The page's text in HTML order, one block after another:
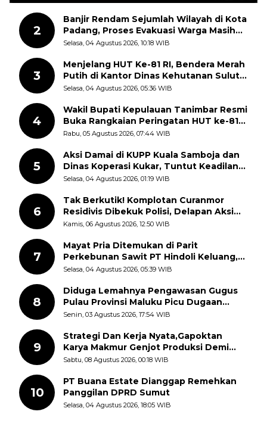
2
Banjir Rendam Sejumlah Wilayah di Kota
Padang, Proses Evakuasi Warga Masih
Berlangsung
Selasa, 04 Agustus 2026, 10:18 WIB
3
Menjelang HUT Ke-81 RI, Bendera Merah
Putih di Kantor Dinas Kehutanan Sulut
Disorot Warga
Selasa, 04 Agustus 2026, 05:36 WIB
4
Wakil Bupati Kepulauan Tanimbar Resmi
Buka Rangkaian Peringatan HUT ke-81
Kemerdekaan RI, ASN Diajak Perkuat
Rabu, 05 Agustus 2026, 07:44 WIB
5
Aksi Damai di KUPP Kuala Samboja dan
Dinas Koperasi Kukar, Tuntut Keadilan
dan Kesempatan Kerja yang Adil
Selasa, 04 Agustus 2026, 01:19 WIB
6
Tak Berkutik! Komplotan Curanmor
Residivis Dibekuk Polisi, Delapan Aksi
Curanmor Di Candipuro Terungkap
Kamis, 06 Agustus 2026, 12:50 WIB
7
Mayat Pria Ditemukan di Parit
Perkebunan Sawit PT Hindoli Keluang,
Polisi Selidiki Penyebab Kematian
Selasa, 04 Agustus 2026, 05:39 WIB
8
Diduga Lemahnya Pengawasan Gugus
Pulau Provinsi Maluku Picu Dugaan
Pungli terhadap Nelayan Bale-Bale di
Senin, 03 Agustus 2026, 17:54 WIB
9
Strategi Dan Kerja Nyata,Gapoktan
Karya Makmur Genjot Produksi Demi
Swasembada Pangan
Sabtu, 08 Agustus 2026, 00:18 WIB
10
PT Buana Estate Dianggap Remehkan
Panggilan DPRD Sumut
Selasa, 04 Agustus 2026, 18:05 WIB